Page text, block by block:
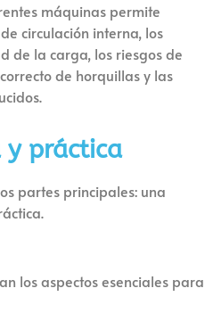
máquinas permite
circulación interna, los
de la carga, los riesgos de
de horquillas y las
y práctica
partes principales: una
los aspectos esenciales para